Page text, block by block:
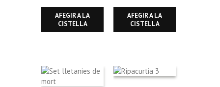
AFEGIR A LA
CISTELLA
AFEGIR A LA
CISTELLA